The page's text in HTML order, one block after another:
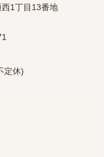
西1丁目13番地
定休)